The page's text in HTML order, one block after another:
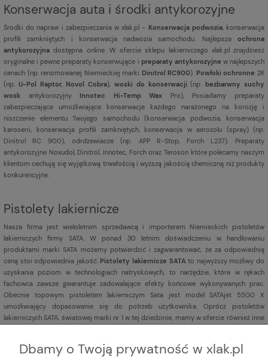
Konserwacja auta i środki antykorozyjne
Środki do napraw i zabezpieczania w xlak.pl - Konserwacja podwozia, konserwacja
profili zamkniętych i konserwacja nadwozia samochodu. Najlepsza ochrona
antykorozyjna dostępna online. W ofercie sklepu lakierniczego xlak.pl znajdziesz
oryginalne i pewne preparaty konserwujące i preparaty antykorozyjne w najlepszych
cenach (np. renomowanej Niemieckiej marki Dinitrol RC900). Powłoki ochronne 2K
(np. U-Pol Raptor, Novol Cobra),woski do konserwacji (np.bezbarwny suchy
wosk antykorozyjny Innotec Hi-Temp Wax Pro), Posiadamy preparaty
zabezpieczające umożliwiające konserwacje każdego narażonego na korozję i
niszczenie elementu Twojego samochodu (konserwacja podwozia, konserwacja
karoserii, konserwacja profili zamkniętych, konserwacja w aerozolu (spray) (np.
Dinitrol RC 900), odrdzewiacze (np. APP R-Stop, Forch L237). Preparaty
antykorozyjne Noxudol, Dinitrol, Innotec, Forch oraz Teroson które polecamy naszym
klientom cechują się wyjątkową trwałością i wyższą jakością chemiczną niż produkty
konkurencyjne.
Pistolety lakiernicze
Nasza firma jest wieloletnim sprzedawcą i importerem Niemieckich pistoletów
lakierniczych firmy SATA. W ponad 30 letnim doświadczeniu w handlowaniu
produktami marki SATA możemy potwierdzić i zagwarantować, że za odpowiednią
ceną stoi odpowiednia jakość. Pistolety lakiernicze SATA to najwyższy możliwy do
uzyskania poziom w technologiach natryskowych, to narzędzie, które w rękach
fachowca zawsze gwarantuje zadowalające efekty końcowe wykonywanych prac.
Obecnie topowym pistoletem lakierniczym Sata jest model SATAjet 5500 X
umożliwiający dopasowanie się do potrzeb użytkownika. Oprócz pistoletów
lakierniczych SATA, światowej marki nr 1 w tej dziedzinie, mamy w ofercie również inne
Dbamy o Twoją prywatność w xlak.pl